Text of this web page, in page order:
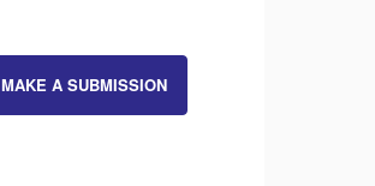
MAKE A SUBMISSION